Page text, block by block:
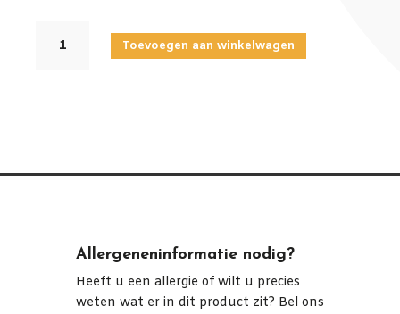
PIZZABROODJE
HAWAÏ
Toevoegen aan winkelwagen
Allergeneninformatie nodig?
Heeft u een allergie of wilt u precies
weten wat er in dit product zit? Bel ons